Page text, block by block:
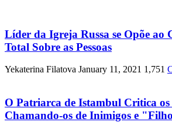
Líder da Igreja Russa se Opõe ao
Total Sobre as Pessoas
Yekaterina Filatova January 11, 2021 1,751
O Patriarca de Istambul Critica os
Chamando-os de Inimigos e